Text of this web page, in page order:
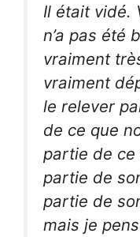
Il était vidé.
n’a pas été
vraiment
vraiment
le relever
de ce que
partie de
partie de
partie de
mais je